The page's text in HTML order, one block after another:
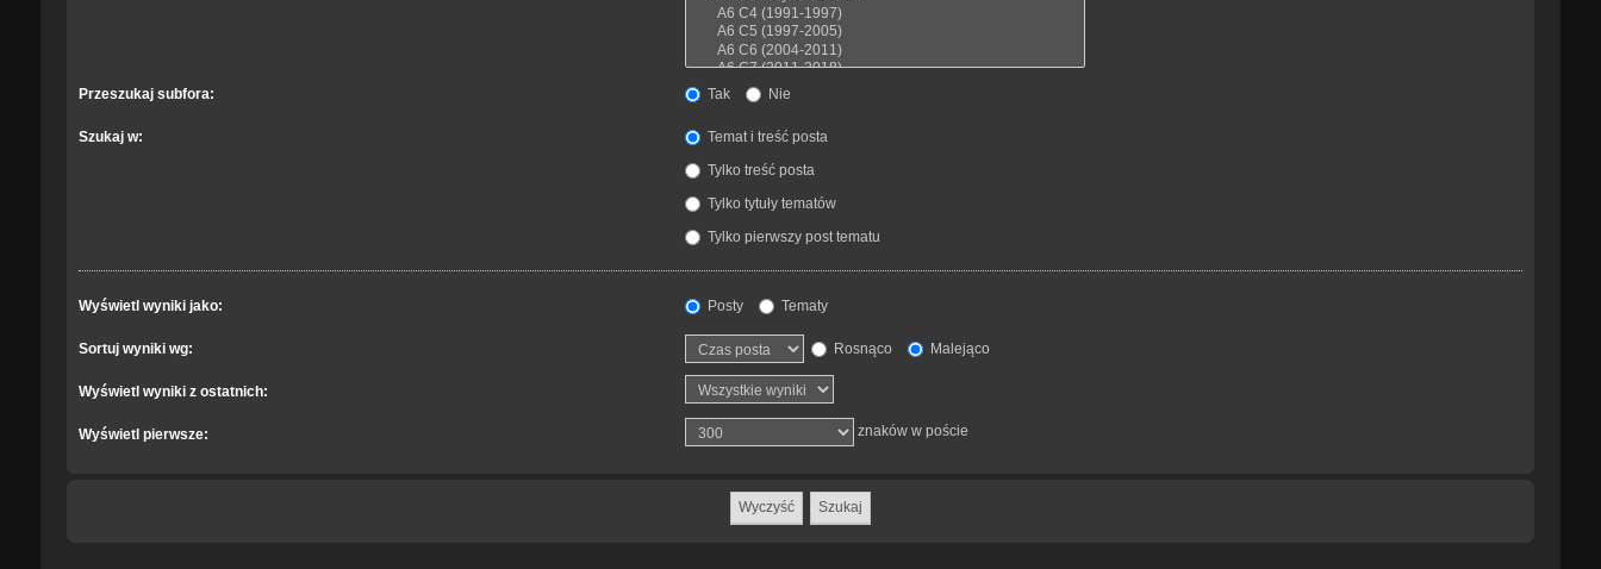
Przeszukaj subfora: Tak Nie
Szukaj w:
Temat i treść posta
Tylko treść posta
Tylko tytuły tematów
Tylko pierwszy post tematu
Wyświetl wyniki jako: Posty Tematy
Sortuj wyniki wg: Rosnąco Malejąco
Wyświetl wyniki z ostatnich:
Wyświetl pierwsze: znaków w poście